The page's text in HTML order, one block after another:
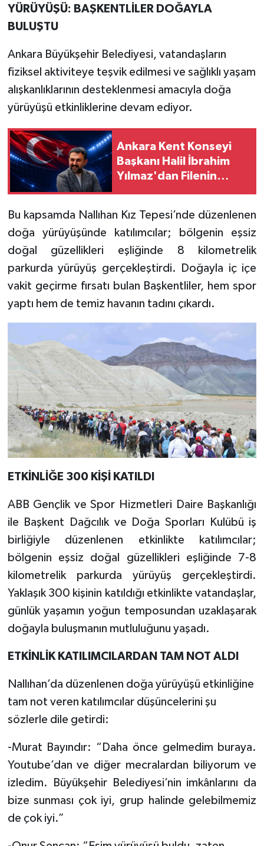
YÜRÜYÜŞÜ: BAŞKENTLİLER DOĞAYLA
BULUŞTU
Ankara Büyükşehir Belediyesi, vatandaşların
fiziksel aktiviteye teşvik edilmesi ve sağlıklı yaşam
alışkanlıklarının desteklenmesi amacıyla doğa
yürüyüşü etkinliklerine devam ediyor.
Ankara Kent Konseyi
Başkanı Halil İbrahim
Yılmaz'dan Filenin
Bu kapsamda Nallıhan Kız Tepesi’nde düzenlenen
doğa yürüyüşünde katılımcılar; bölgenin eşsiz
doğal güzellikleri eşliğinde 8 kilometrelik
parkurda yürüyüş gerçekleştirdi. Doğayla iç içe
vakit geçirme fırsatı bulan Başkentliler, hem spor
yaptı hem de temiz havanın tadını çıkardı.
ETKİNLİĞE 300 KİŞİ KATILDI
ABB Gençlik ve Spor Hizmetleri Daire Başkanlığı
ile Başkent Dağcılık ve Doğa Sporları Kulübü iş
birliğiyle düzenlenen etkinlikte katılımcılar;
bölgenin eşsiz doğal güzellikleri eşliğinde 7-8
kilometrelik parkurda yürüyüş gerçekleştirdi.
Yaklaşık 300 kişinin katıldığı etkinlikte vatandaşlar,
günlük yaşamın yoğun temposundan uzaklaşarak
doğayla buluşmanın mutluluğunu yaşadı.
ETKİNLİK KATILIMCILARDAN TAM NOT ALDI
Nallıhan’da düzenlenen doğa yürüyüşü etkinliğine
tam not veren katılımcılar düşüncelerini şu
sözlerle dile getirdi:
-Murat Bayındır: “Daha önce gelmedim buraya.
Youtube’dan ve diğer mecralardan biliyorum ve
izledim. Büyükşehir Belediyesi’nin imkânlarını da
bize sunması çok iyi, grup halinde gelebilmemiz
de çok iyi.”